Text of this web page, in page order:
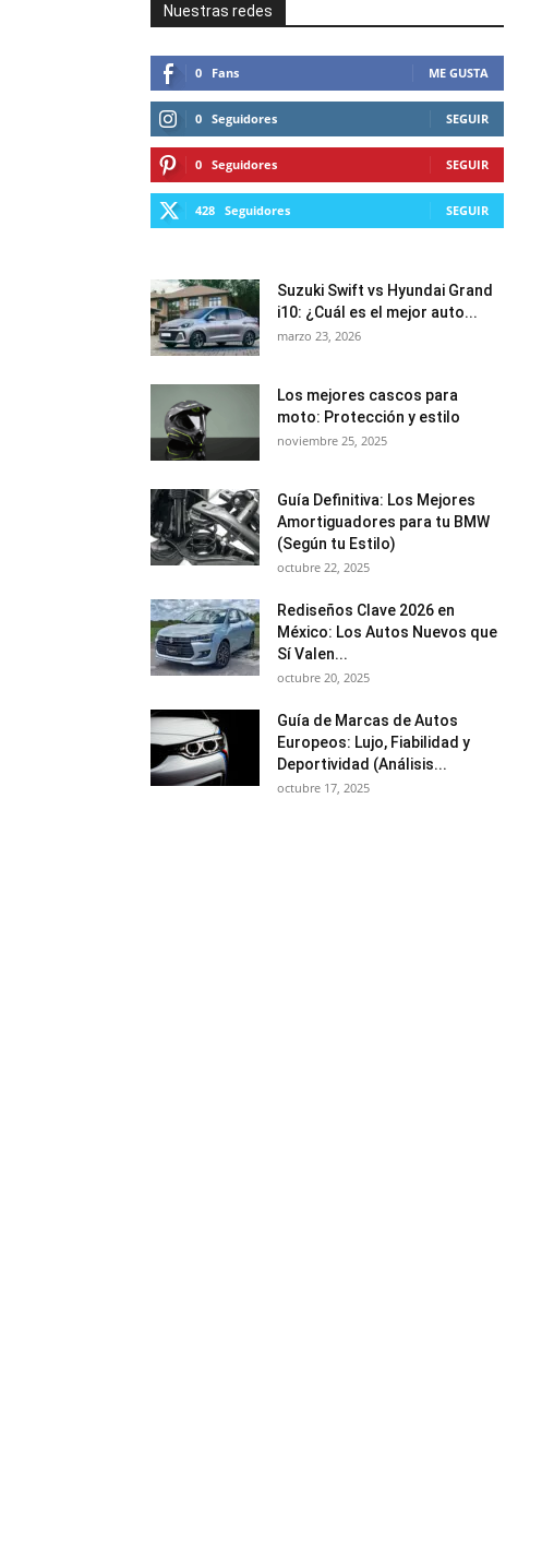
Nuestras redes
0 Fans ME GUSTA
0 Seguidores SEGUIR
0 Seguidores SEGUIR
428 Seguidores SEGUIR
Suzuki Swift vs Hyundai Grand
i10: ¿Cuál es el mejor auto...
marzo 23, 2026
Los mejores cascos para
moto: Protección y estilo
noviembre 25, 2025
Guía Definitiva: Los Mejores
Amortiguadores para tu BMW
(Según tu Estilo)
octubre 22, 2025
Rediseños Clave 2026 en
México: Los Autos Nuevos que
Sí Valen...
octubre 20, 2025
Guía de Marcas de Autos
Europeos: Lujo, Fiabilidad y
Deportividad (Análisis...
octubre 17, 2025